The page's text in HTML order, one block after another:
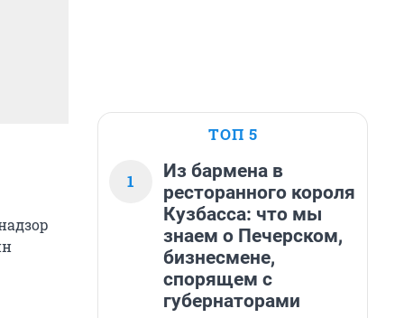
ТОП 5
1
Из бармена в
ресторанного короля
Кузбасса: что мы
знаем о Печерском,
бизнесмене,
спорящем с
губернаторами